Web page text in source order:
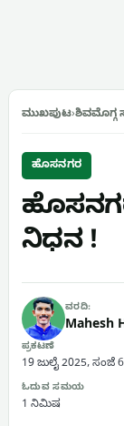
ಮುಖಪುಟ›ಶಿವಮೊಗ್ಗ
ಹೊಸನಗರ
ನಿಧನ !
ವರದಿ:
Mahesh
ಪ್ರಕಟಣೆ
19 ಜುಲೈ 2025, ಸಂಜೆ
ಓದುವ ಸಮಯ
1 ನಿಮಿಷ